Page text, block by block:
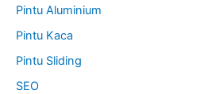
Pintu Aluminium
Pintu Kaca
Pintu Sliding
SEO